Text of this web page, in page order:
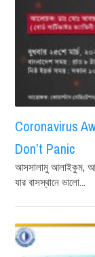
Coronavirus
Don’t Panic
আসসালামু আলাইকুম,
যার বাসস্থানে ভালো...